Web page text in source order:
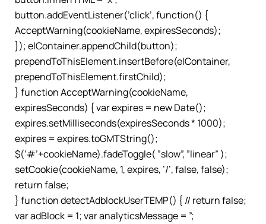
button.addEventListener(’click’, function() {
AcceptWarning(cookieName, expiresSeconds);
}); elContainer.appendChild(button);
prependToThisElement.insertBefore(elContainer,
prependToThisElement.firstChild);
} function AcceptWarning(cookieName,
expiresSeconds) { var expires = new Date();
expires.setMilliseconds(expiresSeconds * 1000);
expires = expires.toGMTString();
$(’#’+cookieName).fadeToggle( ”slow”, ”linear” );
setCookie(cookieName, 1, expires, ’/’, false, false);
return false;
} function detectAdblockUserTEMP() { // return false;
var adBlock = 1; var analyticsMessage = ”;